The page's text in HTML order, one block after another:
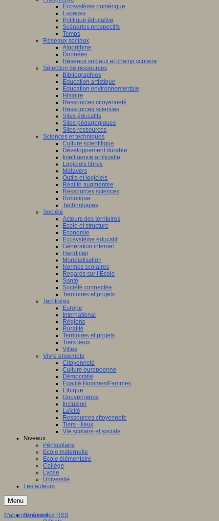
Ecosystème numérique
Espaces
Politique éducative
Scénarios prospectifs
Temps
Réseaux sociaux
Algorithme
Données
Réseaux sociaux et champ scolaire
Sélection de ressources
Bibliographies
Education artistique
Education environnementale
Histoire
Ressources citoyenneté
Ressources sciences
Sites éducatifs
Sites pédagogiques
Sites ressources
Sciences et techniques
Culture scientifique
Développement durable
Intelligence artificielle
Logiciels libres
Métavers
Outils et logiciels
Réalité augmentée
Ressources sciences
Robotique
Technologies
Société
Acteurs des territoires
Ecole et structure
Economie
Ecosystème éducatif
Génération internet
Handicap
Mondialisation
Normes scolaires
Regards sur l’Ecole
Santé
Société connectée
Territoires et projets
Territoires
Europe
International
Régions
Ruralité
Territoires et projets
Tiers lieux
Villes
Vivre ensemble
Citoyenneté
Culture européenne
Démocratie
Egalité Hommes/Femmes
Ethique
Gouvernance
Inclusion
Laïcité
Ressources citoyenneté
Tiers - lieux
Vie scolaire et sociale
Niveaux
Périscolaire
Ecole maternelle
Ecole élémentaire
Collège
Lycée
Université
Les auteurs
Menu
S'informer
S'abonner à ce flux RSS